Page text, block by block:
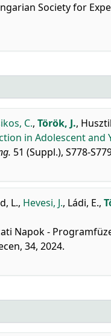
Society for
C., Török, J.,
in Adolescent
51 (Suppl.), S778-
L., Hevesi, J., Ládi, E.,
Napok -
34, 2024.